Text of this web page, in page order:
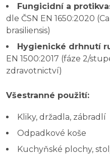
Fungicidní a
dle ČSN EN 1650:2020
brasiliensis)
Hygienické drhnutí
EN 1500:2017 (fáze 2/
zdravotnictví)
Všestranné použití:
Kliky, držadla, zábradlí
Odpadkové koše
Kuchyňské plochy,